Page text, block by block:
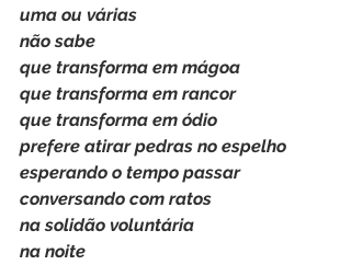
uma ou várias
não sabe
que transforma em mágoa
que transforma em rancor
que transforma em ódio
prefere atirar pedras no espelho
esperando o tempo passar
conversando com ratos
na solidão voluntária
na noite